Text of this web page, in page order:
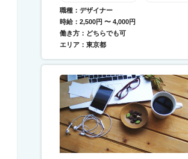
職種：デザイナー
時給：2,500円 〜 4,000円
働き方：どちらでも可
エリア：東京都